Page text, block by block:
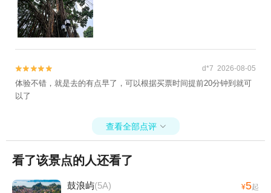

 d*7 2026-08-05
体验不错，就是去的有点早了，可以根据买票时间提前20分钟到就可
以了
查看全部点评 
看了该景点的人还看了
鼓浪屿(5A) ¥5起